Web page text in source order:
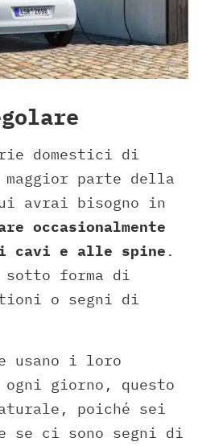
domestici di
parte della
avrai bisogno in
occasionalmente
cavi e alle spine .
sotto forma di
o segni di
usano i loro
giorno, questo
poiché sei
se ci sono segni di